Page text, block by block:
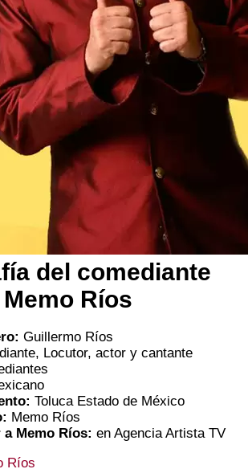
del comediante
Memo Ríos
Guillermo Ríos
Locutor, actor y cantante
Toluca Estado de México
Memo Ríos
a Memo Ríos: en Agencia Artista TV
Ríos